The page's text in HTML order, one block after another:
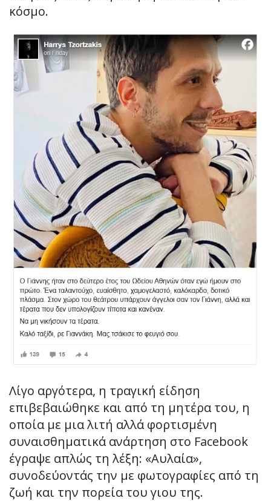
κόσμο.
Λίγο αργότερα, η τραγική είδηση
επιβεβαιώθηκε και από τη μητέρα του, η
οποία με μια λιτή αλλά φορτισμένη
συναισθηματικά ανάρτηση στο Facebook
έγραψε απλώς τη λέξη: «Αυλαία»,
συνοδεύοντάς την με φωτογραφίες από τη
ζωή και την πορεία του γιου της.